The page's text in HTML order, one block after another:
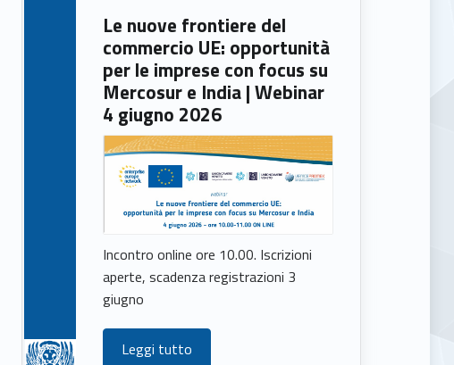
Le nuove frontiere del
commercio UE: opportunità
per le imprese con focus su
Mercosur e India | Webinar
4 giugno 2026
Incontro online ore 10.00. Iscrizioni
aperte, scadenza registrazioni 3
giugno
Leggi tutto